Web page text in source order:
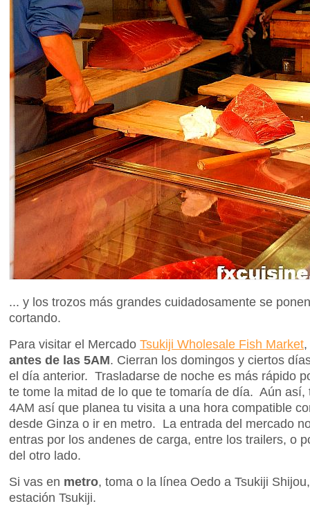
... y los trozos más grandes cuidadosamente se
cortando.
Para visitar el Mercado Tsukiji Wholesale Fish Market
antes de las 5AM. Cierran los domingos y ciertos
el día anterior. Trasladarse de noche es más rápido
te tome la mitad de lo que te tomaría de día. Aún así,
4AM así que planea tu visita a una hora compatible
desde Ginza o ir en metro. La entrada del mercado
entras por los andenes de carga, entre los trailers, o
del otro lado.
Si vas en metro, toma o la línea Oedo a Tsukiji
estación Tsukiji.